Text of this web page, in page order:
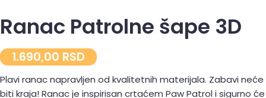
Ranac Patrolne šape 3D
1.690,00 RSD
Plavi ranac napravljen od kvalitetnih materijala. Zabavi neće
biti kraja! Ranac je inspirisan crtaćem Paw Patrol i sigurno će